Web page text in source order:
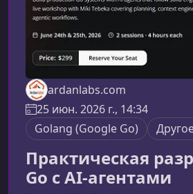
ardanlabs.com
25 июн. 2026 г., 14:34
Golang (Google Go)
Практическая
Go с AI-агентами